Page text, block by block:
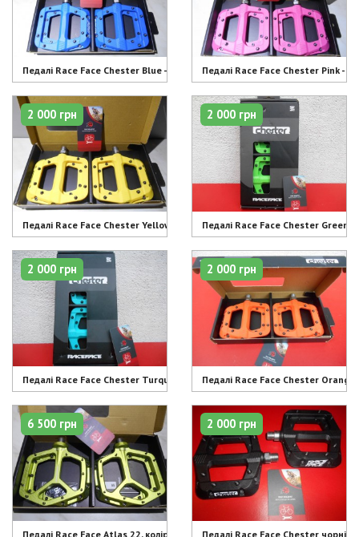
Педалі Race Face Chester Blue - 2000 грнПедалі Race Face Chester Pink -
Педалі Race Face Chester Yellow - 2000 грн
2 000 грн
Педалі Race Face Chester Green -
2 000 грн
Педалі Race Face Chester Turquoise - 2000 грн
2 000 грн
Педалі Race Face Chester Orange
2 000 грн
Педалі Race Face Atlas 22, колір зелений - 6500 грн
6 500 грн
Педалі Race Face Chester чорні
2 000 грн